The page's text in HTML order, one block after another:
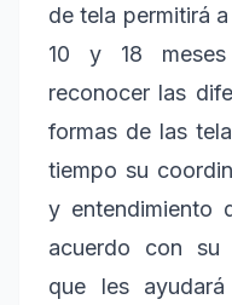
de tela permitirá
10 y 18
reconocer las
formas de las
tiempo su
y entendimiento
acuerdo con su
que les